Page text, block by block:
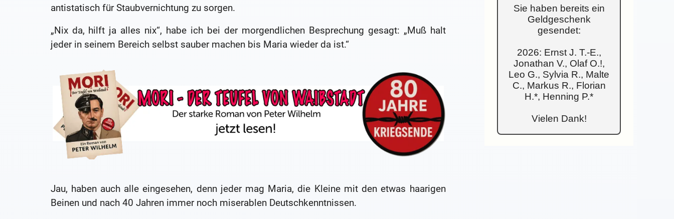
antistatisch für Staubvernichtung zu sorgen.
„Nix da, hilft ja alles nix“, habe ich bei der morgendlichen Besprechung gesagt: „Muß halt
jeder in seinem Bereich selbst sauber machen bis Maria wieder da ist.“
Jau, haben auch alle eingesehen, denn jeder mag Maria, die Kleine mit den etwas haarigen
Beinen und nach 40 Jahren immer noch miserablen Deutschkenntnissen.
Sie haben bereits ein
Geldgeschenk
gesendet:
2026: Ernst J. T.-E.,
Jonathan V., Olaf O.!,
Leo G., Sylvia R., Malte
C., Markus R., Florian
H.*, Henning P.*
Vielen Dank!